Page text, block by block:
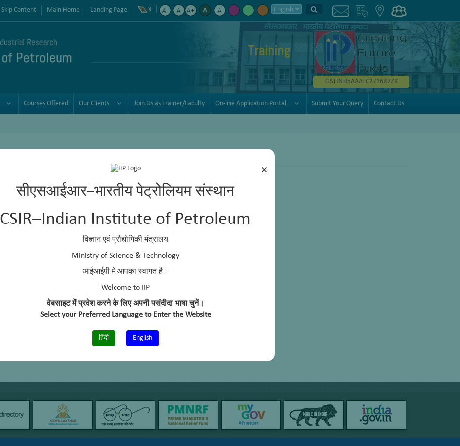
×
सीएसआईआर–भारतीय पेट्रोलियम संस्थान
CSIR–Indian Institute of Petroleum
विज्ञान एवं प्रौद्योगिकी मंत्रालय
Ministry of Science & Technology
आईआईपी में आपका स्वागत है।
Welcome to IIP
वेबसाइट में प्रवेश करने के लिए अपनी पसंदीदा भाषा चुनें।
Select your Preferred Language to Enter the Website
हिंदी English
Skip Content Main Home Landing Page
Training
GSTIN 05AAATC2716R2ZK
Courses Offered Our Clients Join Us as Trainer/Faculty On-line Application Portal Submit Your Query Contact Us